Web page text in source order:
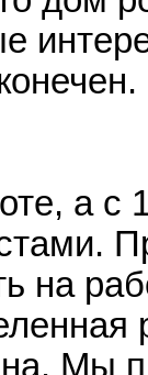
а с
на
Мы